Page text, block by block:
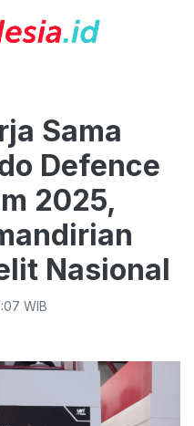
Sama
Defence
2025,
Nasional
WIB